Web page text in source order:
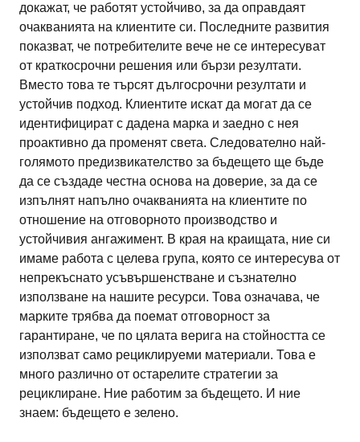
докажат, че работят устойчиво, за да оправдаят
очакванията на клиентите си. Последните развития
показват, че потребителите вече не се интересуват
от краткосрочни решения или бързи резултати.
Вместо това те търсят дългосрочни резултати и
устойчив подход. Клиентите искат да могат да се
идентифицират с дадена марка и заедно с нея
проактивно да променят света. Следователно най-
голямото предизвикателство за бъдещето ще бъде
да се създаде честна основа на доверие, за да се
изпълнят напълно очакванията на клиентите по
отношение на отговорното производство и
устойчивия ангажимент. В края на краищата, ние си
имаме работа с целева група, която се интересува от
непрекъснато усъвършенстване и съзнателно
използване на нашите ресурси. Това означава, че
марките трябва да поемат отговорност за
гарантиране, че по цялата верига на стойността се
използват само рециклируеми материали. Това е
много различно от остарелите стратегии за
рециклиране. Ние работим за бъдещето. И ние
знаем: бъдещето е зелено.